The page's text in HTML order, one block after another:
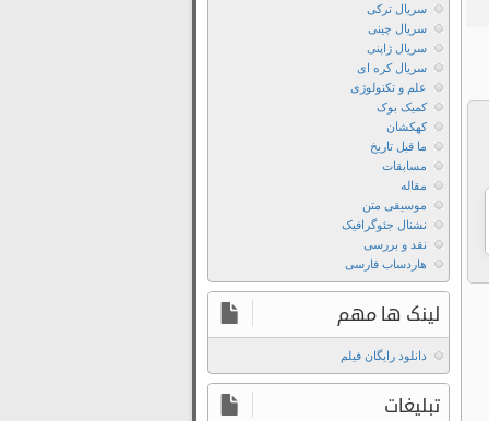
سریال ترکی
سریال چینی
سریال ژاپنی
سریال کره ای
علم و تکنولوژی
کمیک بوک
کهکشان
ما قبل تاریخ
مسابقات
مقاله
موسیقی متن
نشنال جئوگرافیک
نقد و بررسی
هاردساب فارسی
لینک ها مهم
دانلود رایگان فیلم
تبلیغات